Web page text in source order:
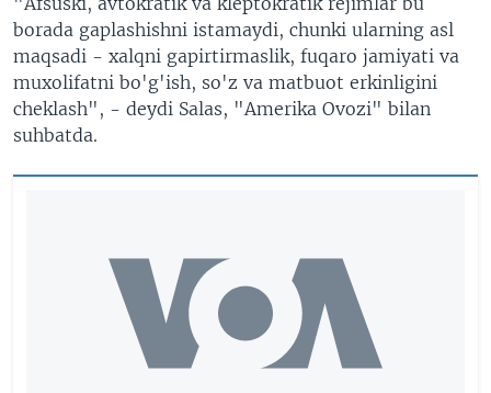
borada gaplashishni istamaydi, chunki ularning asl
maqsadi - xalqni gapirtirmaslik, fuqaro jamiyati va
muxolifatni bo'g'ish, so'z va matbuot erkinligini
cheklash", - deydi Salas, "Amerika Ovozi" bilan
suhbatda.